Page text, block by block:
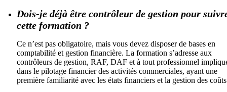
Dois-je déjà être contrôleur de gestion pour
cette formation ?
Ce n’est pas obligatoire, mais vous devez disposer de bases en
comptabilité et gestion financière. La formation s’adresse aux
contrôleurs de gestion, RAF, DAF et à tout professionnel
dans le pilotage financier des activités commerciales, ayant une
première familiarité avec les états financiers et la gestion des